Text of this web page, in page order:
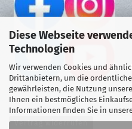
Diese Webseite
Technologien
Wir verwenden Cookies und
Drittanbietern, um die
gewährleisten, die Nutzung
Ihnen ein bestmögliches
Informationen finden Sie in
Vertrag widerrufen